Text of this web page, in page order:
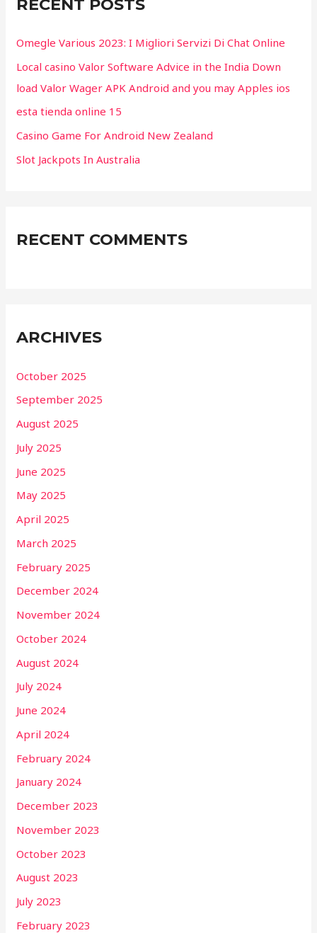
h
o
r
:
Omegle Various 2023: I Migliori Servizi Di Chat Online
Local casino Valor Software Advice in the India Down
load Valor Wager APK Android and you may Apples ios
esta tienda online 15
Casino Game For Android New Zealand
Slot Jackpots In Australia
RECENT COMMENTS
ARCHIVES
October 2025
September 2025
August 2025
July 2025
June 2025
May 2025
April 2025
March 2025
February 2025
December 2024
November 2024
October 2024
August 2024
July 2024
June 2024
April 2024
February 2024
January 2024
December 2023
November 2023
October 2023
August 2023
July 2023
February 2023